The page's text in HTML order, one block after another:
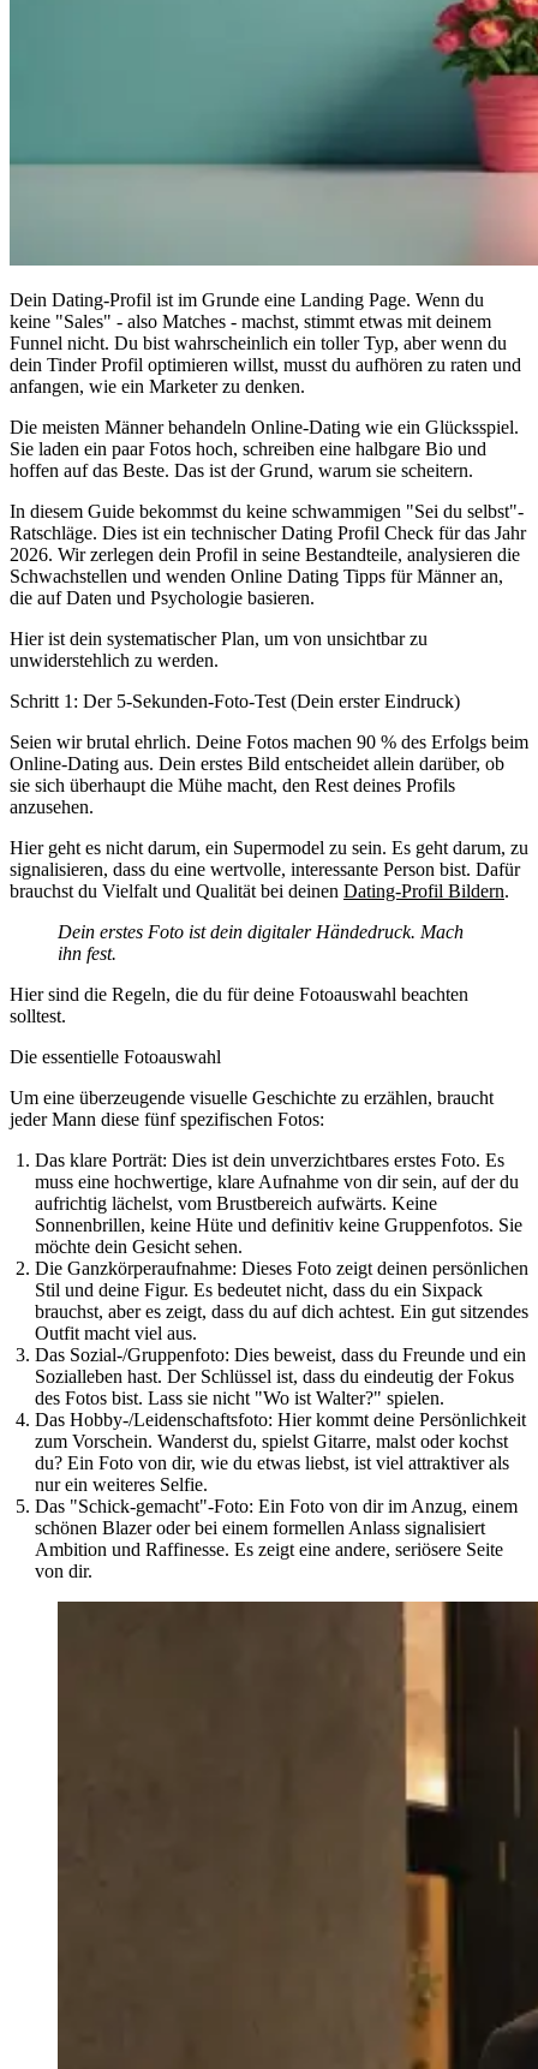
Dein Dating-Profil ist im Grunde eine Landing Page. Wenn du
keine "Sales" - also Matches - machst, stimmt etwas mit deinem
Funnel nicht. Du bist wahrscheinlich ein toller Typ, aber wenn du
dein Tinder Profil optimieren willst, musst du aufhören zu raten und
anfangen, wie ein Marketer zu denken.
Die meisten Männer behandeln Online-Dating wie ein Glücksspiel.
Sie laden ein paar Fotos hoch, schreiben eine halbgare Bio und
hoffen auf das Beste. Das ist der Grund, warum sie scheitern.
In diesem Guide bekommst du keine schwammigen "Sei du selbst"-
Ratschläge. Dies ist ein technischerDating Profil Check für das Jahr
2026. Wir zerlegen dein Profil in seine Bestandteile, analysieren die
Schwachstellen und wenden Online Dating Tipps für Männeran,
die auf Daten und Psychologie basieren.
Hier ist dein systematischer Plan, um von unsichtbar zu
unwiderstehlich zu werden.
Schritt 1: Der 5-Sekunden-Foto-Test (Dein erster Eindruck)
Seien wir brutal ehrlich. Deine Fotos machen 90 % des Erfolgs beim
Online-Dating aus. Dein erstes Bild entscheidet allein darüber, ob
sie sich überhaupt die Mühe macht, den Rest deines Profils
anzusehen.
Hier geht es nicht darum, ein Supermodel zu sein. Es geht darum, zu
signalisieren, dass du eine wertvolle, interessante Person bist. Dafür
brauchst du Vielfalt und Qualität bei deinen Dating-Profil Bildern.
Dein erstes Foto ist dein digitaler Händedruck. Mach
ihn fest.
Hier sind die Regeln, die du für deine Fotoauswahl beachten
solltest.
Die essentielle Fotoauswahl
Um eine überzeugende visuelle Geschichte zu erzählen, braucht
jeder Mann diese fünf spezifischen Fotos:
Das klare Porträt: Dies ist dein unverzichtbares erstes Foto. Es
muss eine hochwertige, klare Aufnahme von dir sein, auf der du
aufrichtig lächelst, vom Brustbereich aufwärts. Keine
Sonnenbrillen, keine Hüte und definitiv keine Gruppenfotos. Sie
möchte dein Gesicht sehen.
Die Ganzkörperaufnahme: Dieses Foto zeigt deinen persönlichen
Stil und deine Figur. Es bedeutet nicht, dass du ein Sixpack
brauchst, aber es zeigt, dass du auf dich achtest. Ein gut sitzendes
Outfit macht viel aus.
Das Sozial-/Gruppenfoto: Dies beweist, dass du Freunde und ein
Sozialleben hast. Der Schlüssel ist, dass du eindeutig der Fokus
des Fotos bist. Lass sie nicht "Wo ist Walter?" spielen.
Das Hobby-/Leidenschaftsfoto: Hier kommt deine Persönlichkeit
zum Vorschein. Wanderst du, spielst Gitarre, malst oder kochst
du? Ein Foto von dir, wie du etwas liebst, ist viel attraktiver als
nur ein weiteres Selfie.
Das "Schick-gemacht"-Foto: Ein Foto von dir im Anzug, einem
schönen Blazer oder bei einem formellen Anlass signalisiert
Ambition und Raffinesse. Es zeigt eine andere, seriösere Seite
von dir.